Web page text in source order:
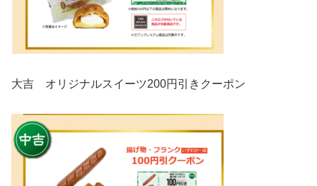
大吉 オリジナルスイーツ200円引きクーポン